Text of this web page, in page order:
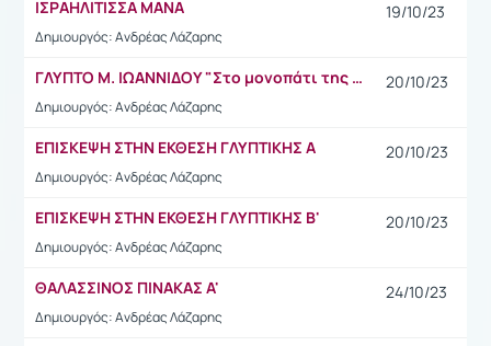
ΙΣΡΑΗΛΙΤΙΣΣΑ ΜΑΝΑ
Δημιουργός: Ανδρέας Λάζαρης
19/10/23
ΓΛΥΠΤΟ Μ. ΙΩΑΝΝΙΔΟΥ "Στο μονοπάτι της υγείας"
Δημιουργός: Ανδρέας Λάζαρης
20/10/23
ΕΠΙΣΚΕΨΗ ΣΤΗΝ ΕΚΘΕΣΗ ΓΛΥΠΤΙΚΗΣ Α
Δημιουργός: Ανδρέας Λάζαρης
20/10/23
ΕΠΙΣΚΕΨΗ ΣΤΗΝ ΕΚΘΕΣΗ ΓΛΥΠΤΙΚΗΣ Β'
Δημιουργός: Ανδρέας Λάζαρης
20/10/23
ΘΑΛΑΣΣΙΝΟΣ ΠΙΝΑΚΑΣ Α'
Δημιουργός: Ανδρέας Λάζαρης
24/10/23